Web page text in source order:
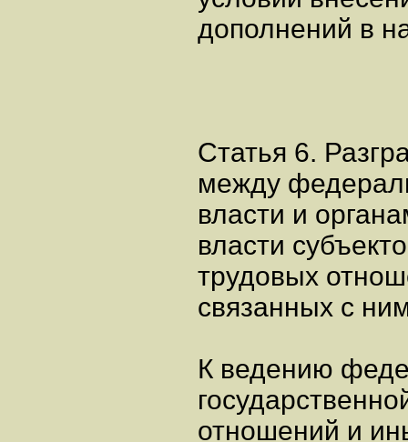
дополнений в
Статья 6.
между
власти и
власти
трудовых
связанных с
К ведению
отношений и